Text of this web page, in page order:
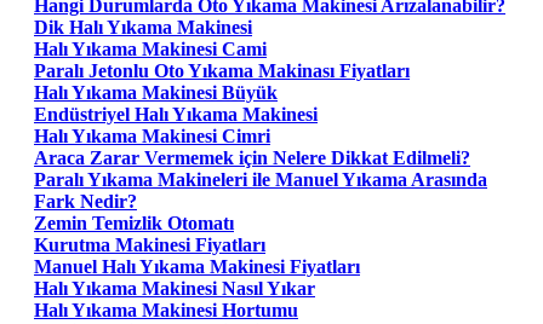
Hangi Durumlarda Oto Yıkama Makinesi Arızalanabilir?
Dik Halı Yıkama Makinesi
Halı Yıkama Makinesi Cami
Paralı Jetonlu Oto Yıkama Makinası Fiyatları
Halı Yıkama Makinesi Büyük
Endüstriyel Halı Yıkama Makinesi
Halı Yıkama Makinesi Cimri
Araca Zarar Vermemek için Nelere Dikkat Edilmeli?
Paralı Yıkama Makineleri ile Manuel Yıkama Arasında
Fark Nedir?
Zemin Temizlik Otomatı
Kurutma Makinesi Fiyatları
Manuel Halı Yıkama Makinesi Fiyatları
Halı Yıkama Makinesi Nasıl Yıkar
Halı Yıkama Makinesi Hortumu